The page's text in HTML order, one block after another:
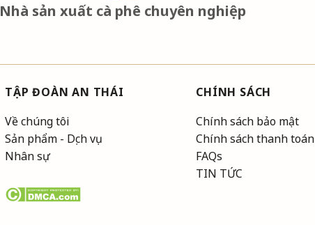
Nhà sản xuất cà phê chuyên nghiệp
TẬP ĐOÀN AN THÁI
Về chúng tôi
Sản phẩm - Dịch vụ
Nhân sự
CHÍNH SÁCH
Chính sách bảo mật
Chính sách thanh toán
FAQs
TIN TỨC